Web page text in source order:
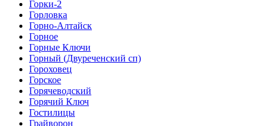
Горки-2
Горловка
Горно-Алтайск
Горное
Горные Ключи
Горный (Двуреченский сп)
Гороховец
Горское
Горячеводский
Горячий Ключ
Гостилицы
Грайворон